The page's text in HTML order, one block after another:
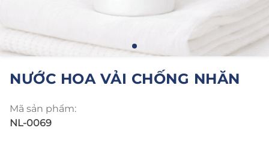
NƯỚC HOA VẢI CHỐNG NHĂN
Mã sản phẩm:
NL-0069